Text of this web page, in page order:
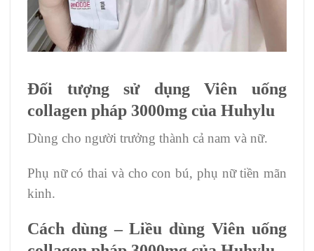
Đối tượng sử dụng Viên uống
collagen pháp 3000mg của Huhylu
Dùng cho người trưởng thành cả nam và nữ.
Phụ nữ có thai và cho con bú, phụ nữ tiền mãn
kinh.
Cách dùng – Liều dùng Viên uống